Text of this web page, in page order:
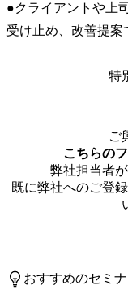
●クライアントや上
受け止め、改善提案
特
ご
こちらの
弊社担当者
既に弊社へのご登
おすすめのセミ